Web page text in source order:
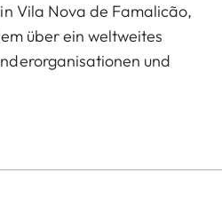
Vila Nova de Famalicão,
über ein weltweites
und